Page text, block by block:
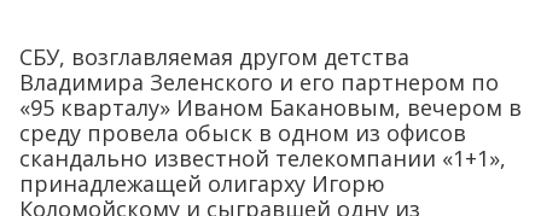
СБУ, возглавляемая другом детства
Владимира Зеленского и его партнером по
«95 кварталу» Иваном Бакановым, вечером в
среду провела обыск в одном из офисов
скандально известной телекомпании «1+1»,
принадлежащей олигарху Игорю
Коломойскому и сыгравшей одну из